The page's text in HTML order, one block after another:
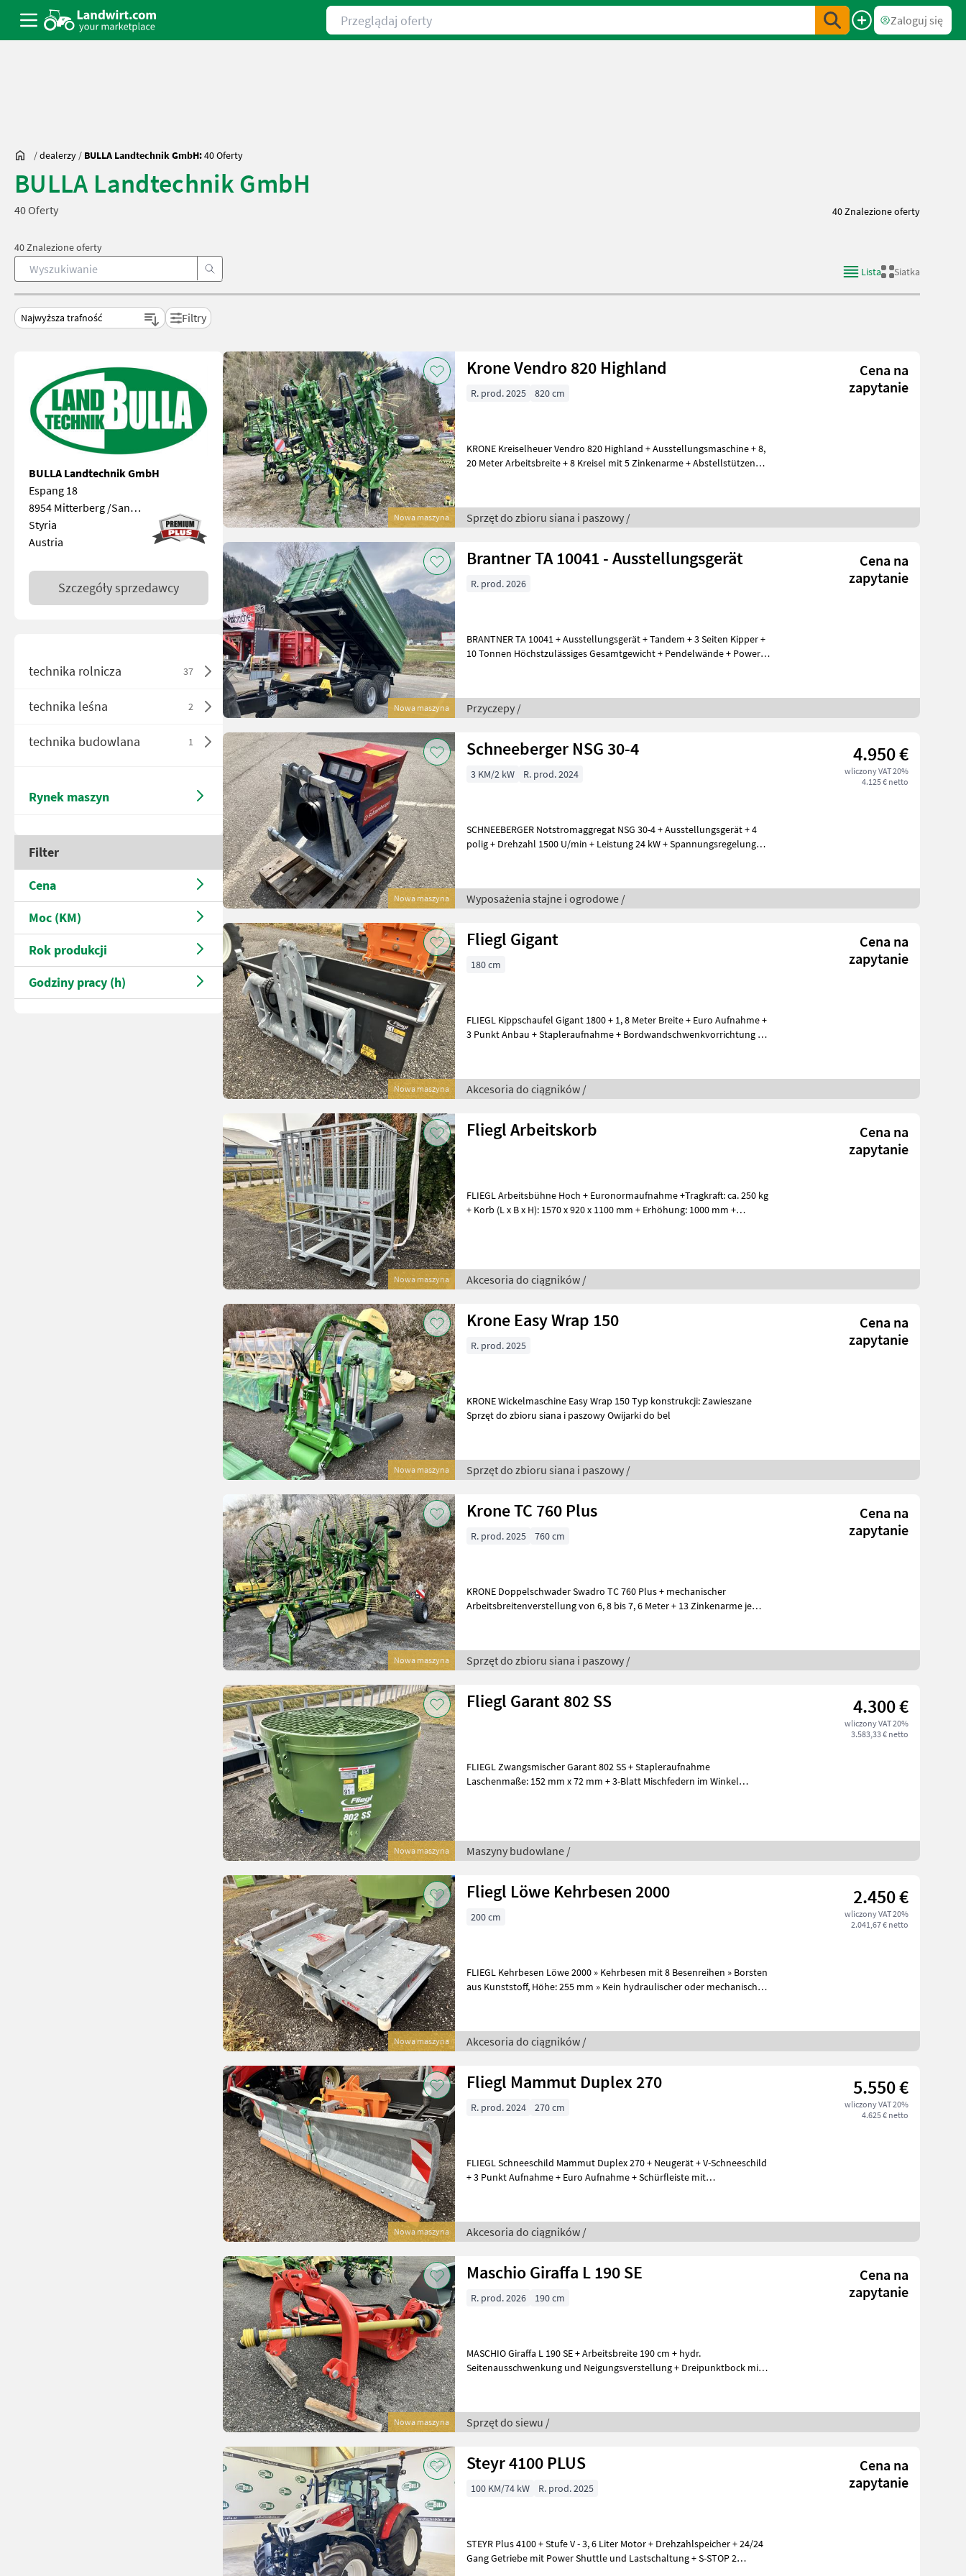
Przeglądaj oferty
Zaloguj się
/dealerzy / BULLA Landtechnik GmbH:40 Oferty
BULLA Landtechnik GmbH
40 Oferty 40 Znalezione oferty
40 Znalezione oferty
Lista
Siatka
Filtry
BULLA Landtechnik GmbH
Espang 18
8954 Mitterberg /Sankt Martin
Styria
Austria
Szczegóły sprzedawcy
technika rolnicza 37
technika leśna 2
technika budowlana 1
Rynek maszyn
Filter
Cena
Moc (KM)
Rok produkcji
Godziny pracy (h)
Nowa maszyna
Krone Vendro 820 Highland
Cena na
zapytanie
R. prod. 2025 820 cm
KRONE Kreiselheuer Vendro 820 Highland + Ausstellungsmaschine + 8,
20 Meter Arbeitsbreite + 8 Kreisel mit 5 Zinkenarme + Abstellstützen
Sprzęt do zbioru siana i paszowy /
Nowa maszyna
Brantner TA 10041 - Ausstellungsgerät
Cena na
zapytanie
R. prod. 2026
BRANTNER TA 10041 + Ausstellungsgerät + Tandem + 3 Seiten Kipper +
10 Tonnen Höchstzulässiges Gesamtgewicht + Pendelwände + Power
Przyczepy /
Nowa maszyna
Schneeberger NSG 30-4 4.950 €
wliczony VAT 20%
4.125 € netto
3 KM/2 kW R. prod. 2024
SCHNEEBERGER Notstromaggregat NSG 30-4 + Ausstellungsgerät + 4
polig + Drehzahl 1500 U/min + Leistung 24 kW + Spannungsregelung
Wyposażenia stajne i ogrodowe /
Nowa maszyna
Fliegl Gigant
Cena na
zapytanie
180 cm
FLIEGL Kippschaufel Gigant 1800 + 1, 8 Meter Breite + Euro Aufnahme +
3 Punkt Anbau + Stapleraufnahme + Bordwandschwenkvorrichtung +
Akcesoria do ciągników /
Nowa maszyna
Fliegl Arbeitskorb
Cena na
zapytanie
FLIEGL Arbeitsbühne Hoch + Euronormaufnahme +Tragkraft: ca. 250 kg
+ Korb (L x B x H): 1570 x 920 x 1100 mm + Erhöhung: 1000 mm +
Akcesoria do ciągników /
Nowa maszyna
Krone Easy Wrap 150
Cena na
zapytanie
R. prod. 2025
KRONE Wickelmaschine Easy Wrap 150 Typ konstrukcji: Zawieszane
Sprzęt do zbioru siana i paszowy Owijarki do bel
Sprzęt do zbioru siana i paszowy /
Nowa maszyna
Krone TC 760 Plus
Cena na
zapytanie
R. prod. 2025 760 cm
KRONE Doppelschwader Swadro TC 760 Plus + mechanischer
Arbeitsbreitenverstellung von 6, 8 bis 7, 6 Meter + 13 Zinkenarme je
Sprzęt do zbioru siana i paszowy /
Nowa maszyna
Fliegl Garant 802 SS 4.300 €
wliczony VAT 20%
3.583,33 € netto
FLIEGL Zwangsmischer Garant 802 SS + Stapleraufnahme
Laschenmaße: 152 mm x 72 mm + 3-Blatt Mischfedern im Winkel
Maszyny budowlane /
Nowa maszyna
Fliegl Löwe Kehrbesen 2000 2.450 €
wliczony VAT 20%
2.041,67 € netto
200 cm
FLIEGL Kehrbesen Löwe 2000 » Kehrbesen mit 8 Besenreihen » Borsten
aus Kunststoff, Höhe: 255 mm » Kein hydraulischer oder mechanischer
Akcesoria do ciągników /
Nowa maszyna
Fliegl Mammut Duplex 270 5.550 €
wliczony VAT 20%
4.625 € netto
R. prod. 2024 270 cm
FLIEGL Schneeschild Mammut Duplex 270 + Neugerät + V-Schneeschild
+ 3 Punkt Aufnahme + Euro Aufnahme + Schürfleiste mit
Akcesoria do ciągników /
Nowa maszyna
Maschio Giraffa L 190 SE
Cena na
zapytanie
R. prod. 2026 190 cm
MASCHIO Giraffa L 190 SE + Arbeitsbreite 190 cm + hydr.
Seitenausschwenkung und Neigungsverstellung + Dreipunktbock mit
Sprzęt do siewu /
Steyr 4100 PLUS
Cena na
zapytanie
100 KM/74 kW R. prod. 2025
STEYR Plus 4100 + Stufe V - 3, 6 Liter Motor + Drehzahlspeicher + 24/24
Gang Getriebe mit Power Shuttle und Lastschaltung + S-STOP 2